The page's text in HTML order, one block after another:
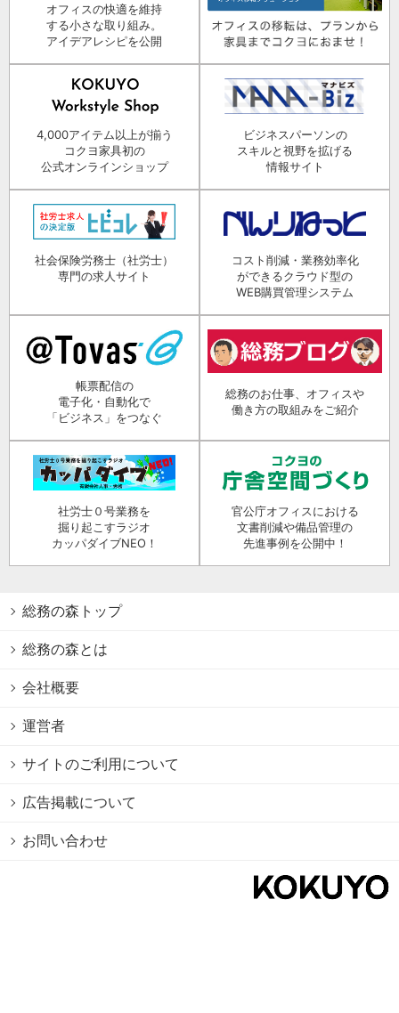
オフィスの快適を維持
する小さな取り組み。
アイデアレシピを公開
4,000アイテム以上が揃う
コクヨ家具初の
公式オンラインショップ
ビジネスパーソンの
スキルと視野を拡げる
情報サイト
社会保険労務士（社労士）
専門の求人サイト
コスト削減・業務効率化
ができるクラウド型の
WEB購買管理システム
帳票配信の
電子化・自動化で
「ビジネス」をつなぐ
総務のお仕事、オフィスや
働き方の取組みをご紹介
社労士０号業務を
掘り起こすラジオ
カッパダイブNEO！
官公庁オフィスにおける
文書削減や備品管理の
先進事例を公開中！
総務の森トップ
総務の森とは
会社概要
運営者
サイトのご利用について
広告掲載について
お問い合わせ